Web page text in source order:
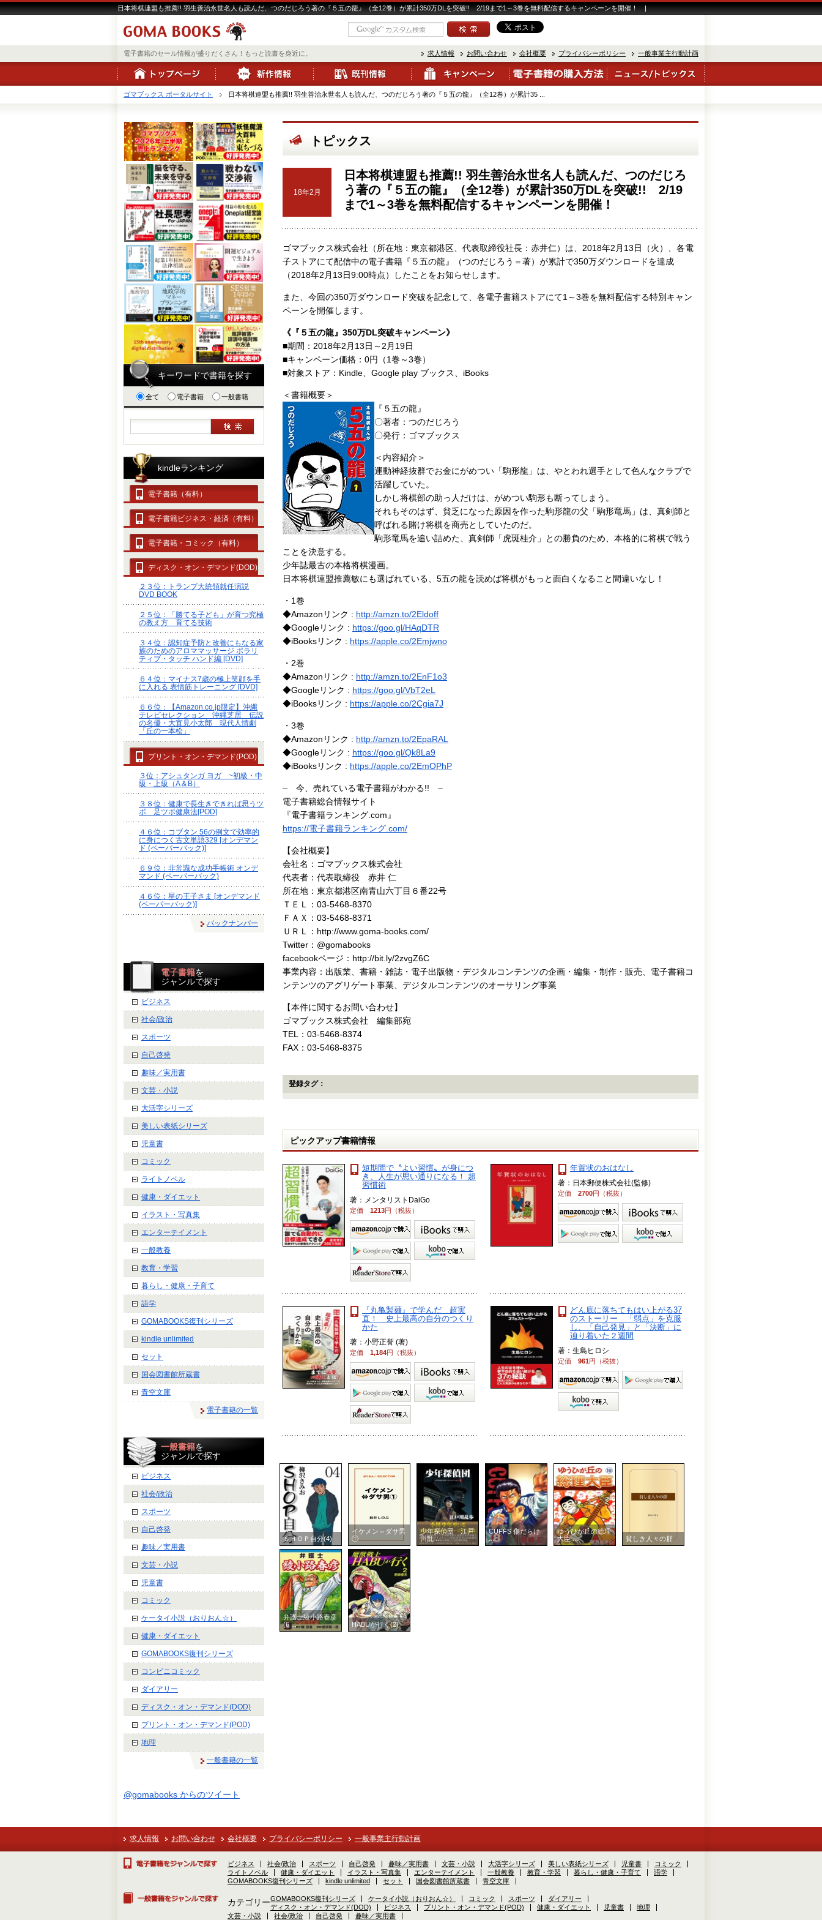
日本将棋連盟も推薦!! 羽生善治永世名人も読んだ、つのだじろう著の『５五の龍』（全12巻）が累計350万DLを突破!! 2/19まで1～3巻を無料配信するキャンペーンを開催！ |
電子書籍のセール情報が盛りだくさん！もっと読書を身近に。 求人情報 お問い合わせ 会社概要 プライバシーポリシー 一般事業主行動計画
ゴマブックス ポータルサイト 日本将棋連盟も推薦!! 羽生善治永世名人も読んだ、つのだじろう著の『５五の龍』（全12巻）が累計35 ...
トピックス
18年2月
日本将棋連盟も推薦!! 羽生善治永世名人も読んだ、つのだじろ
う著の『５五の龍』（全12巻）が累計350万DLを突破!! 2/19
まで1～3巻を無料配信するキャンペーンを開催！
ゴマブックス株式会社（所在地：東京都港区、代表取締役社長：赤井仁）は、2018年2月13日（火）、各電
子ストアにて配信中の電子書籍『５五の龍』（つのだじろう＝著）が累計で350万ダウンロードを達成
（2018年2月13日9:00時点）したことをお知らせします。
また、今回の350万ダウンロード突破を記念して、各電子書籍ストアにて1～3巻を無料配信する特別キャン
ペーンを開催します。
《『５五の龍』350万DL突破キャンペーン》
■期間：2018年2月13日～2月19日
■キャンペーン価格：0円（1巻～3巻）
■対象ストア：Kindle、Google play ブックス、iBooks
＜書籍概要＞
『５五の龍』
〇著者：つのだじろう
〇発行：ゴマブックス
＜内容紹介＞
運動神経抜群でお金にがめつい「駒形龍」は、やとわれ選手として色んなクラブで
活躍していた。
しかし将棋部の助っ人だけは、がめつい駒形も断ってしまう。
それもそのはず、貧乏になった原因を作った駒形龍の父「駒形竜馬」は、真剣師と
呼ばれる賭け将棋を商売としていたのだ。
駒形竜馬を追い詰めた、真剣師「虎斑桂介」との勝負のため、本格的に将棋で戦う
ことを決意する。
少年誌最古の本格将棋漫画。
日本将棋連盟推薦敏にも選ばれている、5五の龍を読めば将棋がもっと面白くなること間違いなし！
・1巻
◆Amazonリンク : http://amzn.to/2Eldoff
◆Googleリンク : https://goo.gl/HAqDTR
◆iBooksリンク : https://apple.co/2Emjwno
・2巻
◆Amazonリンク : http://amzn.to/2EnF1o3
◆Googleリンク : https://goo.gl/VbT2eL
◆iBooksリンク : https://apple.co/2Cgia7J
・3巻
◆Amazonリンク : http://amzn.to/2EpaRAL
◆Googleリンク : https://goo.gl/Qk8La9
◆iBooksリンク : https://apple.co/2EmOPhP
– 今、売れている電子書籍がわかる!! –
電子書籍総合情報サイト
『電子書籍ランキング.com』
https://電子書籍ランキング.com/
【会社概要】
会社名：ゴマブックス株式会社
代表者：代表取締役 赤井 仁
所在地：東京都港区南青山六丁目６番22号
ＴＥＬ：03-5468-8370
ＦＡＸ：03-5468-8371
ＵＲＬ：http://www.goma-books.com/
Twitter：@gomabooks
facebookページ：http://bit.ly/2zvgZ6C
事業内容：出版業、書籍・雑誌・電子出版物・デジタルコンテンツの企画・編集・制作・販売、電子書籍コ
ンテンツのアグリゲート事業、デジタルコンテンツのオーサリング事業
【本件に関するお問い合わせ】
ゴマブックス株式会社 編集部宛
TEL：03-5468-8374
FAX：03-5468-8375
登録タグ：
ピックアップ書籍情報
短期間で〝よい習慣〟が身につ
き、人生が思い通りになる！ 超
習慣術
著：メンタリストDaiGo
定価 1213円（税抜）
年賀状のおはなし
著：日本郵便株式会社(監修)
定価 2700円（税抜）
『丸亀製麺』で学んだ 超実
直！ 史上最高の自分のつくり
かた
著：小野正誉 (著)
定価 1,184円（税抜）
どん底に落ちてもはい上がる37
のストーリー 「弱点」を克服
し、「自己発見」と「決断」に
辿り着いた２週間
著：生島ヒロシ
定価 961円（税抜）
キーワードで書籍を探す
全て 電子書籍 一般書籍
kindleランキング
電子書籍（有料）
電子書籍ビジネス・経済（有料）
電子書籍・コミック（有料）
ディスク・オン・デマンド(DOD)
２３位：トランプ大統領就任演説
DVD BOOK
２５位：「勝てる子ども」が育つ究極
の教え方 育てる技術
３４位：認知症予防と改善にもなる家
族のためのアロママッサージ ポラリ
ティブ・タッチ ハンド編 [DVD]
６４位：マイナス7歳の極上笑顔を手
に入れる 表情筋トレーニング [DVD]
６６位：【Amazon.co.jp限定】沖縄
テレビセレクション 沖縄芝居 伝説
の名優・大宜見小太郎 現代人情劇
「丘の一本松」
プリント・オン・デマンド(POD)
３位：アシュタンガ ヨガ ~初級・中
級・上級（A＆B）
３８位：健康で長生きできれば思うツ
ボ 足ツボ健康法[POD]
４６位：コブタン 56の例文で効率的
に身につく古文単語329 [オンデマン
ド (ペーパーバック)]
６９位：非常識な成功手帳術 オンデ
マンド (ペーパーバック)
４６位：星の王子さま [オンデマンド
(ペーパーバック)]
バックナンバー
電子書籍を
ジャンルで探す
ビジネス
社会/政治
スポーツ
自己啓発
趣味／実用書
文芸・小説
大活字シリーズ
美しい表紙シリーズ
児童書
コミック
ライトノベル
健康・ダイエット
イラスト・写真集
エンターテイメント
一般教養
教育・学習
暮らし・健康・子育て
語学
GOMABOOKS復刊シリーズ
kindle unlimited
セット
国会図書館所蔵書
青空文庫
電子書籍の一覧
一般書籍を
ジャンルで探す
ビジネス
社会/政治
スポーツ
自己啓発
趣味／実用書
文芸・小説
児童書
コミック
ケータイ小説（おりおん☆）
健康・ダイエット
GOMABOOKS復刊シリーズ
コンビニコミック
ダイアリー
ディスク・オン・デマンド(DOD)
プリント・オン・デマンド(POD)
地理
一般書籍の一覧
@gomabooks からのツイート
ＳＨＯＰ自分(4)
イケメン⇔ダサ男
①
少年探偵団 江戸
川乱 ...
CUFFS 傷だらけ
...
ゆうひが丘の総理
大臣 ...
貧しき人々の群
弁護士綾小路春彦
(6 ...
HABUが行く(2)
求人情報 お問い合わせ 会社概要 プライバシーポリシー 一般事業主行動計画
ビジネス 社会/政治 スポーツ 自己啓発 趣味／実用書 文芸・小説 大活字シリーズ 美しい表紙シリーズ 児童書
コミック
ライトノベル
健康・ダイエット イラスト・写真集 エンターテイメント 一般教養 教育・学習 暮らし・健康・子育て
語学
GOMABOOKS復刊シリーズ
kindle unlimited セット 国会図書館所蔵書 青空文庫
カテゴリーGOMABOOKS復刊シリーズ ケータイ小説（おりおん☆） コミック スポーツ
ダイアリー
ディスク・オン・デマンド(DOD)
ビジネス プリント・オン・デマンド(POD) 健康・ダイエット 児童書
地理
文芸・小説
社会/政治 自己啓発 趣味／実用書